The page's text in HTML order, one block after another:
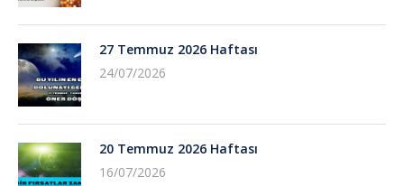
27 Temmuz 2026 Haftası
24/07/2026
20 Temmuz 2026 Haftası
16/07/2026